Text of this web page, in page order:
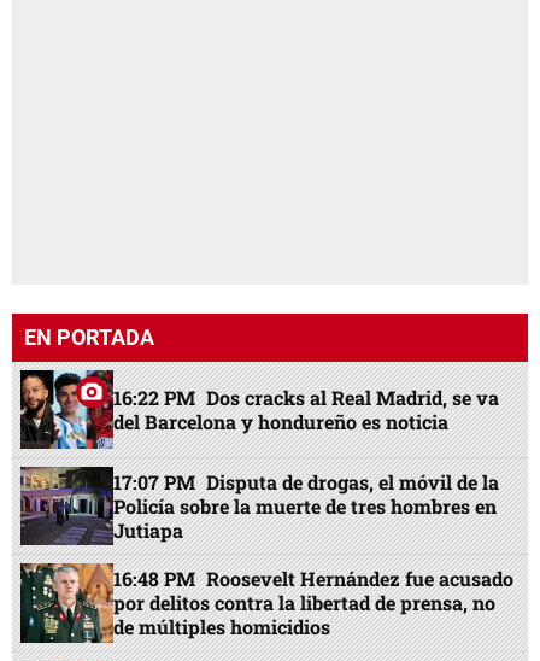
EN PORTADA
16:22 PM Dos cracks al Real Madrid, se va
del Barcelona y hondureño es noticia
17:07 PM Disputa de drogas, el móvil de la
Policía sobre la muerte de tres hombres en
Jutiapa
16:48 PM Roosevelt Hernández fue acusado
por delitos contra la libertad de prensa, no
de múltiples homicidios